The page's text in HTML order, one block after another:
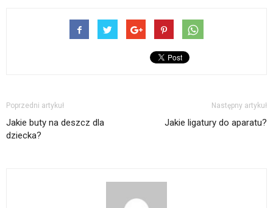
Poprzedni artykuł
Jakie buty na deszcz dla
dziecka?
Następny artykuł
Jakie ligatury do aparatu?